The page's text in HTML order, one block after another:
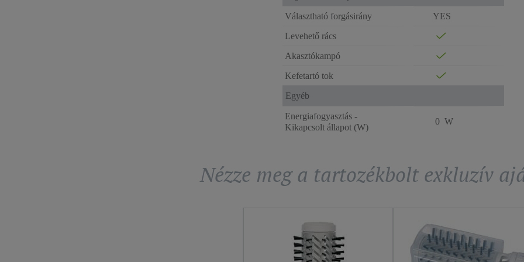
Választható forgásirány
YES
Levehető rács
Akasztókampó
Kefetartó tok
Egyéb
Energiafogyasztás -
Kikapcsolt állapot (W)
0 W
Nézze meg a tartozékbolt exkluzív